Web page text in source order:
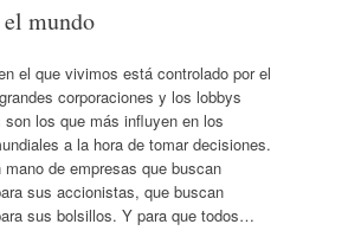
mundo
el que vivimos está controlado por el
corporaciones y los lobbys
son los que más influyen en los
a la hora de tomar decisiones.
de empresas que buscan
sus accionistas, que buscan
sus bolsillos. Y para que todos…